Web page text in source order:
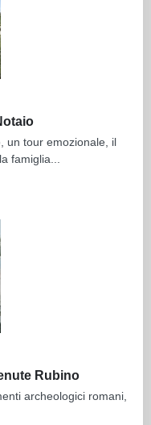
un tour emozionale, il
famiglia...
Rubino
archeologici romani,